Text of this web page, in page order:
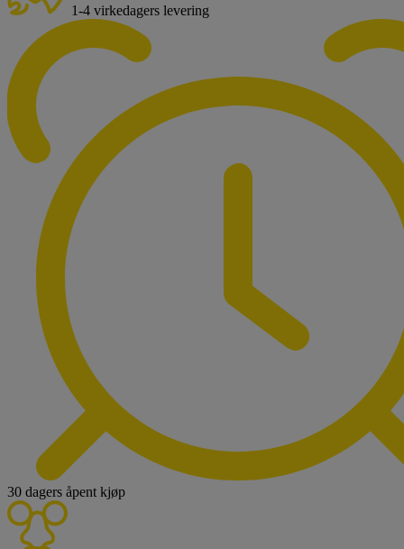
1-4 virkedagers levering
30 dagers åpent kjøp